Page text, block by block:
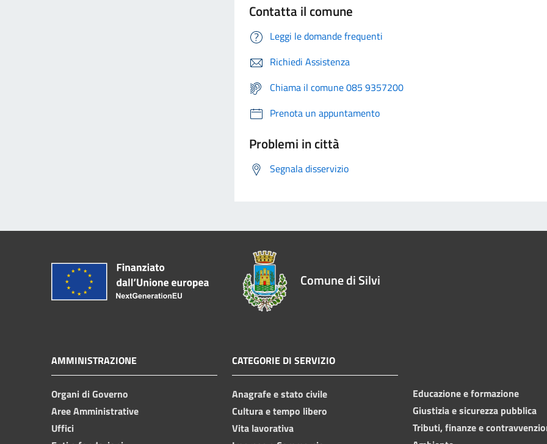
Contatta il comune
Leggi le domande frequenti
Richiedi Assistenza
Chiama il comune 085 9357200
Prenota un appuntamento
Problemi in città
Segnala disservizio
Comune di Silvi
AMMINISTRAZIONE
Organi di Governo
Aree Amministrative
Uffici
CATEGORIE DI SERVIZIO
Anagrafe e stato civile
Cultura e tempo libero
Vita lavorativa
Educazione e formazione
Giustizia e sicurezza pubblica
Tributi, finanze e